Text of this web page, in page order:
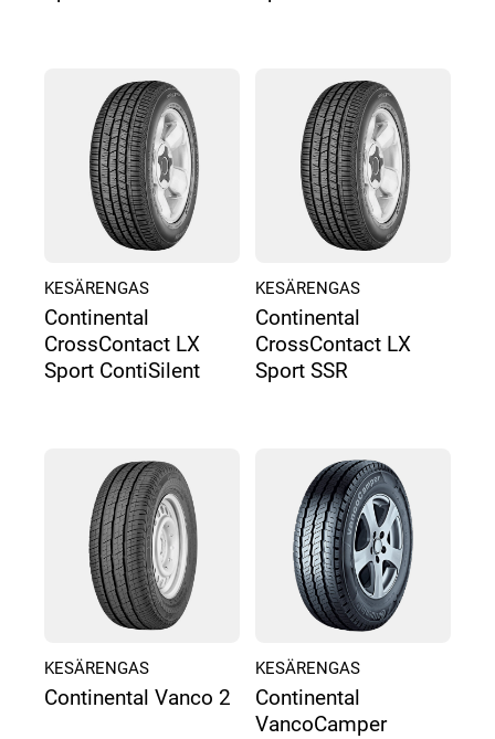
KESÄRENGAS
Continental
CrossContact LX
Sport ContiSilent
KESÄRENGAS
Continental
CrossContact LX
Sport SSR
KESÄRENGAS
Continental Vanco 2
KESÄRENGAS
Continental
VancoCamper